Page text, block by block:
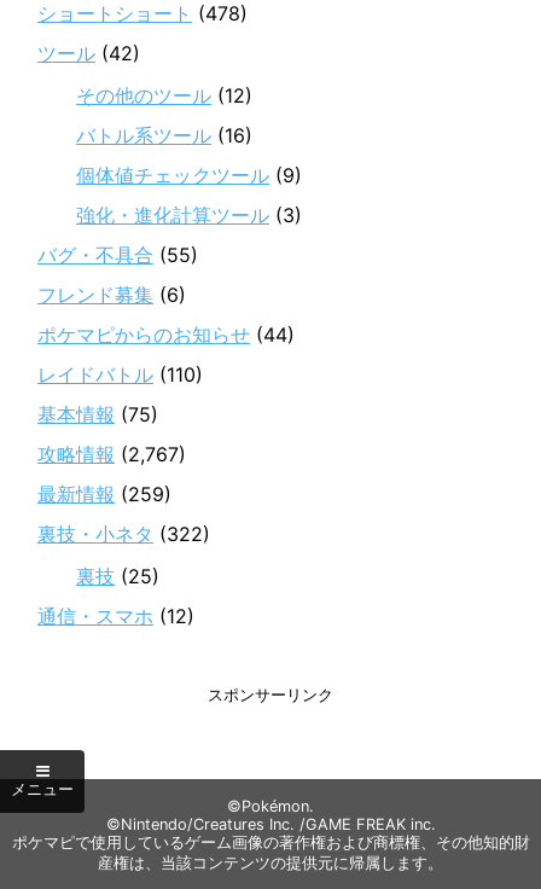
ショートショート (478)
ツール (42)
その他のツール (12)
バトル系ツール (16)
個体値チェックツール (9)
強化・進化計算ツール (3)
バグ・不具合 (55)
フレンド募集 (6)
ポケマピからのお知らせ (44)
レイドバトル (110)
基本情報 (75)
攻略情報 (2,767)
最新情報 (259)
裏技・小ネタ (322)
裏技 (25)
通信・スマホ (12)
スポンサーリンク
©Pokémon.
©Nintendo/Creatures Inc. /GAME FREAK inc.
ポケマピで使用しているゲーム画像の著作権および商標権、その他知的財
産権は、当該コンテンツの提供元に帰属します。